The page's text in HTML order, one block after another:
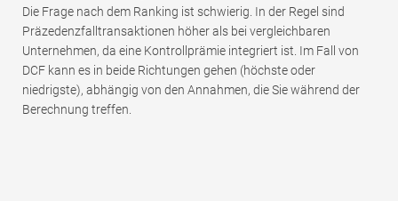
Die Frage nach dem Ranking ist schwierig. In der Regel sind
Präzedenzfalltransaktionen höher als bei vergleichbaren
Unternehmen, da eine Kontrollprämie integriert ist. Im Fall von
DCF kann es in beide Richtungen gehen (höchste oder
niedrigste), abhängig von den Annahmen, die Sie während der
Berechnung treffen.